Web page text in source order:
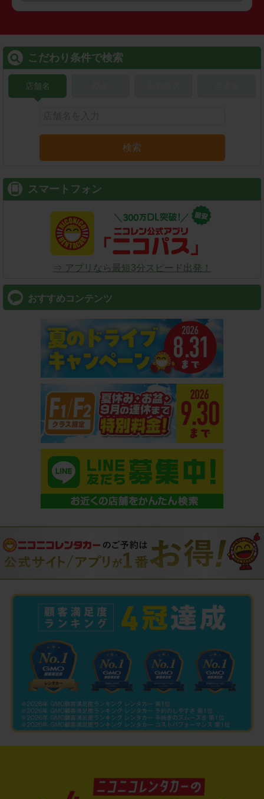
こだわり条件で検索
店舗名
検索
スマートフォン
⇒ アプリなら最短3分スピード出発！
おすすめコンテンツ